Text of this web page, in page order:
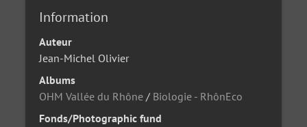
Information
Auteur
Jean-Michel Olivier
Albums
OHM Vallée du Rhône / Biologie - RhônEco
Fonds/Photographic fund